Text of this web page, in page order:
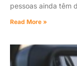
pessoas ainda têm
Read More »